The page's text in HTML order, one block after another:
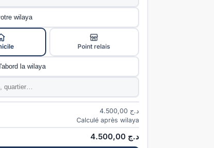
*
Point relais
د.ج
Calculé après wilaya
د.ج